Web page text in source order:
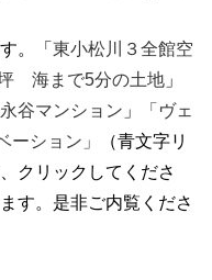
。「 東小松川３全館空
海まで5分の土地 」
谷マンション 」
「ヴェ
ーション 」
（青文字リ
クリックしてくださ
す。是非ご内覧くださ